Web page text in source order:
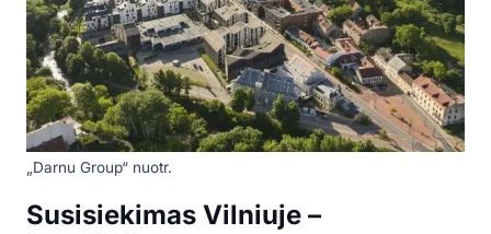
„Darnu Group“ nuotr.
Susisiekimas Vilniuje –